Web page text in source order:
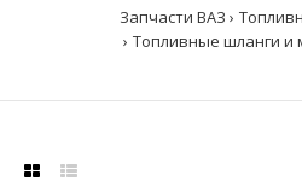
Запчасти ВАЗ
Топливные шланги и